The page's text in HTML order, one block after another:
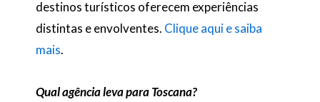
destinos turísticos oferecem experiências
distintas e envolventes. Clique aqui e saiba
mais.
Qual agência leva para Toscana?